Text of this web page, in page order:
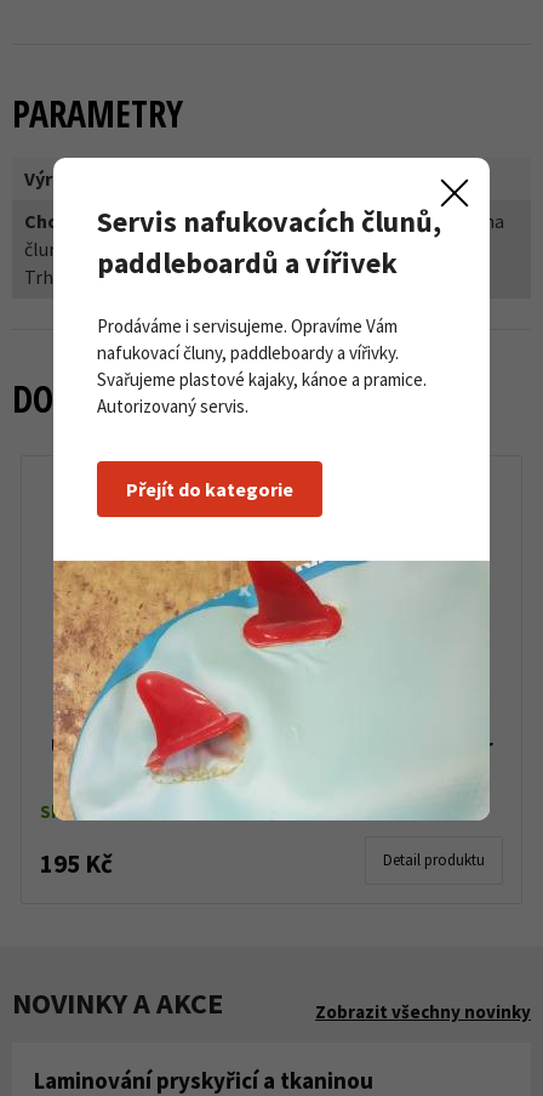
PARAMETRY
Výrobce:
Chci opravit:Lepidlo na boty, holínky, broďáky, Lepidlo na
čluny, paddleboardy, vířivky, Lepidlo na Gumotex lodě,
Trhliny - plachty, stany, trampolíny
DOPORUČENÉ ZBOŽÍ
Urychlovač vytvrzování StormCure Accelerator
30 ml
Skladem do 5 ks
195 Kč Detail produktu
NOVINKY A AKCE Zobrazit všechny novinky
Laminování pryskyřicí a tkaninou
Servis nafukovacích člunů,
paddleboardů a vířivek
Prodáváme i servisujeme. Opravíme Vám
nafukovací čluny, paddleboardy a vířivky.
Svařujeme plastové kajaky, kánoe a pramice.
Autorizovaný servis.
Přejít do kategorie